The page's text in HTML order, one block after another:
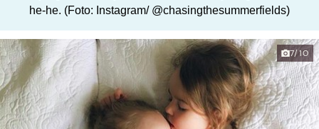
he-he. (Foto: Instagram/ @chasingthesummerfields)
7/10